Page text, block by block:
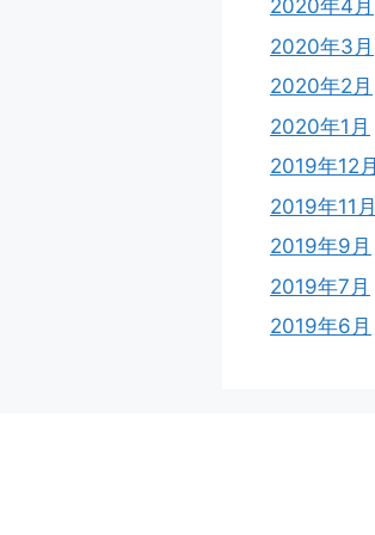
2020年4月
2020年3月
2020年2月
2020年1月
2019年12月
2019年11月
2019年9月
2019年7月
2019年6月